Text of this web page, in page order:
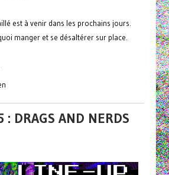
est à venir dans les prochains jours.
manger et se désaltérer sur place.
DRAGS AND NERDS